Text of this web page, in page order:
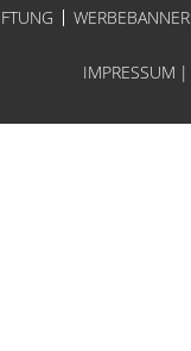
WERBEBANNER
IMPRESSUM |